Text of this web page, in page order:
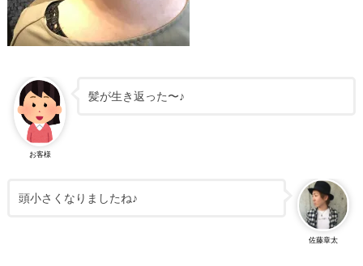
お客様
髪が生き返った〜♪
佐藤章太
頭小さくなりましたね♪